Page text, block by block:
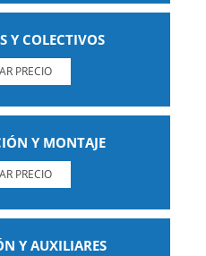
Y COLECTIVOS
PRECIO
Y MONTAJE
PRECIO
Y AUXILIARES